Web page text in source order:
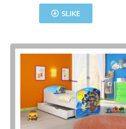
SLIKE